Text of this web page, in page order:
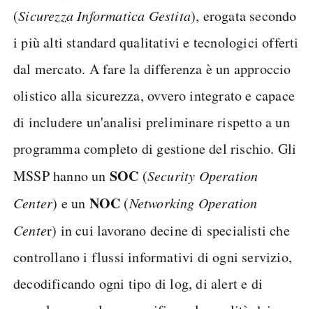
(Sicurezza Informatica Gestita), erogata secondo
i più alti standard qualitativi e tecnologici offerti
dal mercato. A fare la differenza è un approccio
olistico alla sicurezza, ovvero integrato e capace
di includere un'analisi preliminare rispetto a un
programma completo di gestione del rischio. Gli
MSSP hanno un SOC (Security Operation
Center) e un NOC (Networking Operation
Center) in cui lavorano decine di specialisti che
controllano i flussi informativi di ogni servizio,
decodificando ogni tipo di log, di alert e di